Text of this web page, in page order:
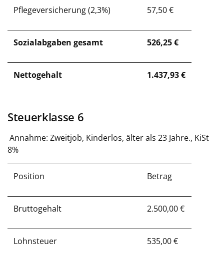
Pflegeversicherung (2,3%) 57,50 €
Sozialabgaben gesamt 526,25 €
Nettogehalt 1.437,93 €
Steuerklasse 6
Annahme: Zweitjob, Kinderlos, älter als 23 Jahre., KiSt
8%
Position Betrag
Bruttogehalt 2.500,00 €
Lohnsteuer 535,00 €